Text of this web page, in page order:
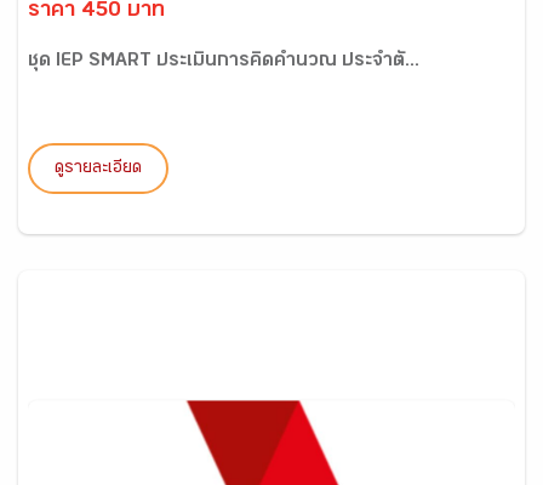
ราคา 450 บาท
ชุด IEP SMART ประเมินการคิดคำนวณ ประจำตั...
ดูรายละเอียด